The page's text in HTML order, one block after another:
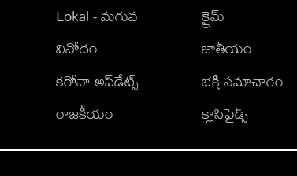
Lokal - మగువ
వినోదం
కరోనా అప్‌డేట్స్
రాజకీయం
క్రైమ్
జాతీయం
భక్తి సమాచారం
క్లాసిఫైడ్స్